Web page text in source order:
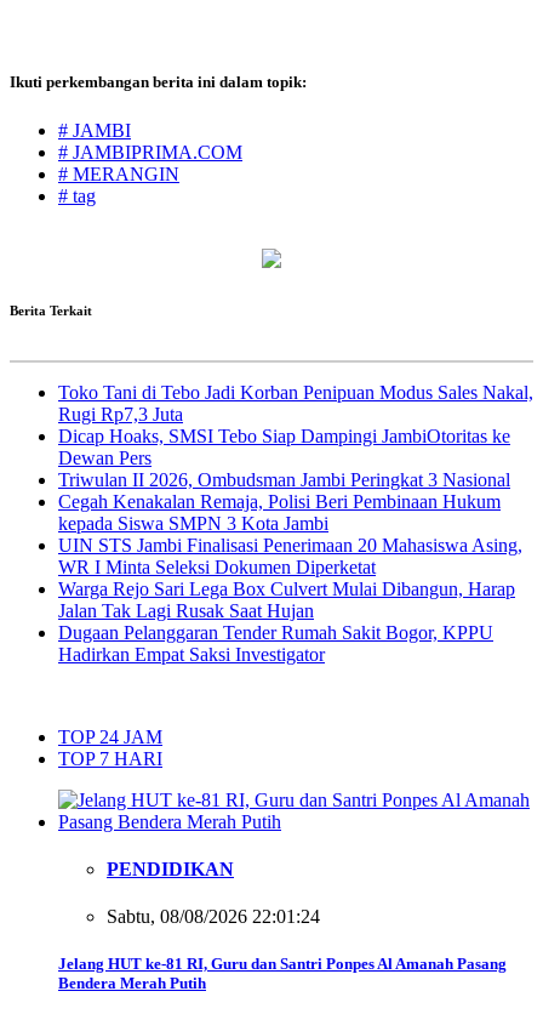
Ikuti perkembangan berita ini dalam topik:
# JAMBI
# JAMBIPRIMA.COM
# MERANGIN
# tag
Berita Terkait
Toko Tani di Tebo Jadi Korban Penipuan Modus Sales Nakal,
Rugi Rp7,3 Juta
Dicap Hoaks, SMSI Tebo Siap Dampingi JambiOtoritas ke
Dewan Pers
Triwulan II 2026, Ombudsman Jambi Peringkat 3 Nasional
Cegah Kenakalan Remaja, Polisi Beri Pembinaan Hukum
kepada Siswa SMPN 3 Kota Jambi
UIN STS Jambi Finalisasi Penerimaan 20 Mahasiswa Asing,
WR I Minta Seleksi Dokumen Diperketat
Warga Rejo Sari Lega Box Culvert Mulai Dibangun, Harap
Jalan Tak Lagi Rusak Saat Hujan
Dugaan Pelanggaran Tender Rumah Sakit Bogor, KPPU
Hadirkan Empat Saksi Investigator
TOP 24 JAM
TOP 7 HARI
PENDIDIKAN
Sabtu, 08/08/2026 22:01:24
Jelang HUT ke-81 RI, Guru dan Santri Ponpes Al Amanah Pasang
Bendera Merah Putih